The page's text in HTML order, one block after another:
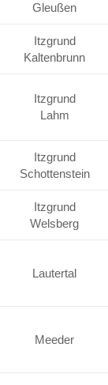
Gleußen
Itzgrund
Kaltenbrunn
Itzgrund
Lahm
Itzgrund
Schottenstein
Itzgrund
Welsberg
Lautertal
Meeder